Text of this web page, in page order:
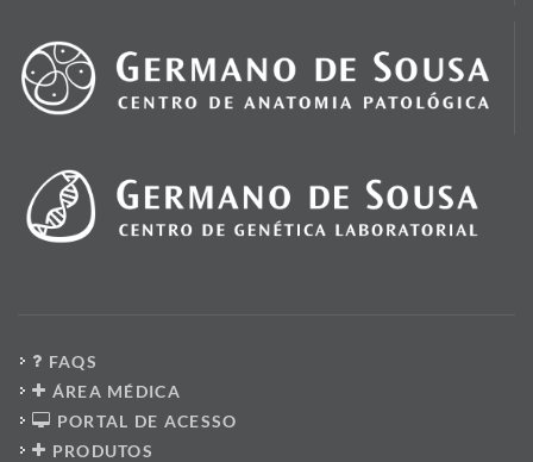
FAQS
ÁREA MÉDICA
PORTAL DE ACESSO
PRODUTOS